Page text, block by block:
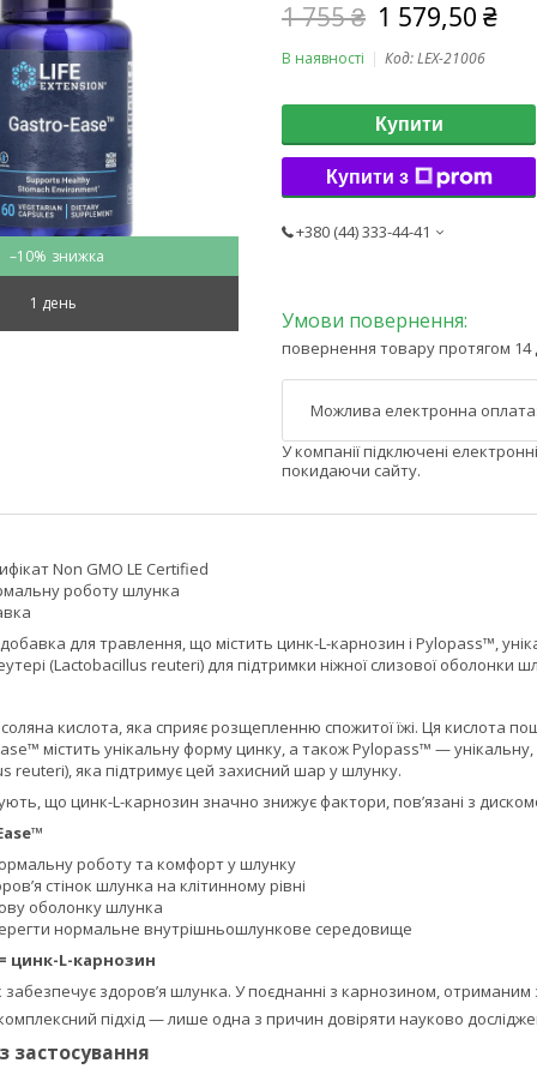
–10%
1 день
1 755 ₴ 1 579,50 ₴
В наявності Код:LEX-21006
Купити
Купити з
+380 (44) 333-44-41
повернення товару протягом 14
У компанії підключені
покидаючи сайту.
Non GMO LE Certified
роботу шлунка
для травлення, що містить цинк-L-карнозин і Pylopass™,
(Lactobacillus reuteri) для підтримки ніжної слизової оболонки
кислота, яка сприяє розщепленню спожитої їжі. Ця кислота
містить унікальну форму цинку, а також Pylopass™ —
reuteri), яка підтримує цей захисний шар у шлунку.
що цинк-L-карнозин значно знижує фактори, пов’язані з
роботу та комфорт у шлунку
стінок шлунка на клітинному рівні
оболонку шлунка
нормальне внутрішньошлункове середовище
цинк-L-карнозин
здоров’я шлунка. У поєднанні з карнозином, отриманим
підхід — лише одна з причин довіряти науково
застосування